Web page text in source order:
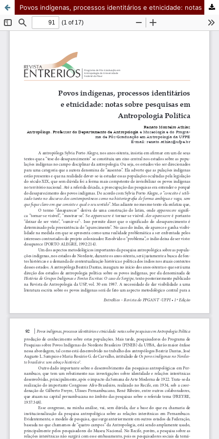
Povos indígenas, processos identitários e etnicidade: notas sobre pesquisas em Antropologia Política